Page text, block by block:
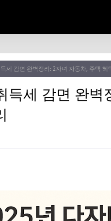
세 감면 완벽정리: 2자녀 자동차, 주택 혜
득세 감면 완벽